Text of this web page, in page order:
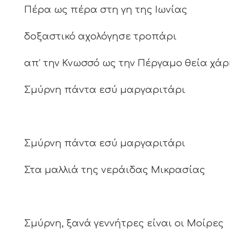
Πέρα ως πέρα στη γη της Ιωνίας
δοξαστικό αχολόγησε τροπάρι
απ’ την Κνωσσό ως την Πέργαμο θεία
Σμύρνη πάντα εσύ μαργαριτάρι
Σμύρνη πάντα εσύ μαργαριτάρι
Στα μαλλιά της νεράιδας Μικρασίας
Σμύρνη, ξανά γεννήτρες είναι οι Μοίρες